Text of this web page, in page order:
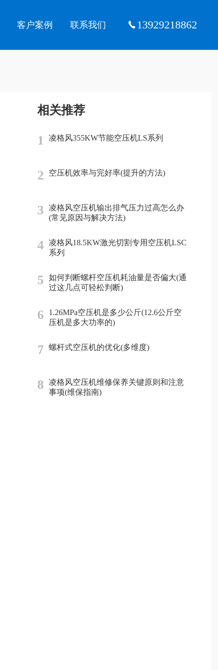
客户案例 联系我们 13929218862
相关推荐
1 凌格风355KW节能空压机LS系列
2 空压机效率与完好率(提升的方法)
3
凌格风空压机输出排气压力过高怎么办
(常见原因与解决方法)
4
凌格风18.5KW激光切割专用空压机LSC
系列
5
如何判断螺杆空压机耗油量是否偏大(通
过这几点可轻松判断)
6
1.26MPa空压机是多少公斤(12.6公斤空
压机是多大功率的)
7 螺杆式空压机的优化(多维度)
8
凌格风空压机维修保养关键原则和注意
事项(维保指南)